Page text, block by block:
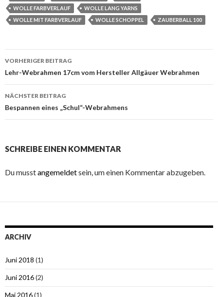
WOLLE FARBVERLAUF
WOLLE LANG YARNS
WOLLE MIT FARBVERLAUF
WOLLE SCHOPPEL ZAUBERBALL 100
Beitrags-
Navigation
VORHERIGER BEITRAG
Lehr-Webrahmen 17cm vom Hersteller Allgäuer Webrahmen
NÄCHSTER BEITRAG
Bespannen eines „Schul“-Webrahmens
SCHREIBE EINEN KOMMENTAR
Du musstangemeldetsein, um einen Kommentar abzugeben.
ARCHIV
Juni 2018 (1)
Juni 2016(2)
Mai 2016(1)